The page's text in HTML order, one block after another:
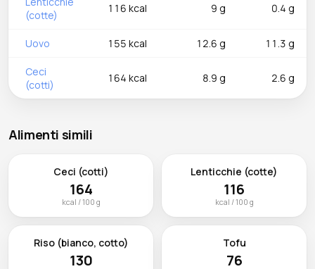
(cotte)
116 kcal 9 g 0.4 g
Uovo 155 kcal 12.6 g 11.3 g
Ceci
(cotti)
164 kcal 8.9 g 2.6 g
Alimenti simili
Ceci (cotti)
164
kcal / 100 g
Lenticchie (cotte)
116
kcal / 100 g
Riso (bianco, cotto)
130
Tofu
76